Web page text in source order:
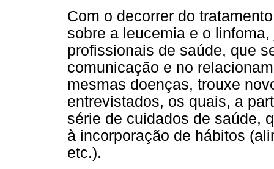
Com o decorrer do
sobre a leucemia e o
profissionais de saúde, que
comunicação e no
mesmas doenças, trouxe
entrevistados, os quais, a
série de cuidados de saúde,
à incorporação de hábitos
etc.).